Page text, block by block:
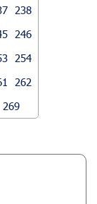
238
246
254
262
269